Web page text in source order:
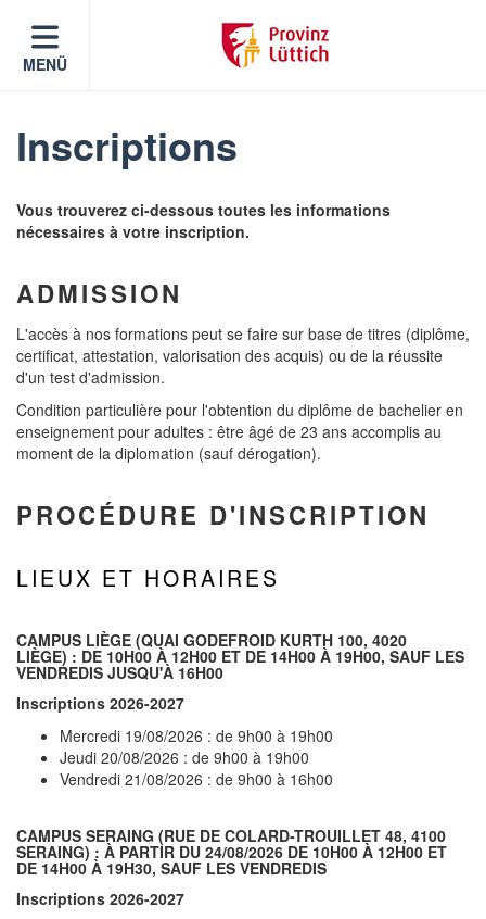
MENÜ
Inscriptions
Vous trouverez ci-dessous toutes les informations
nécessaires à votre inscription.
ADMISSION
L'accès à nos formations peut se faire sur base de titres (diplôme,
certificat, attestation, valorisation des acquis) ou de la réussite
d'un test d'admission.
Condition particulière pour l'obtention du diplôme de bachelier en
enseignement pour adultes : être âgé de 23 ans accomplis au
moment de la diplomation (sauf dérogation).
PROCÉDURE D'INSCRIPTION
LIEUX ET HORAIRES
CAMPUS LIÈGE (QUAI GODEFROID KURTH 100, 4020
LIÈGE) : DE 10H00 À 12H00 ET DE 14H00 À 19H00, SAUF LES
VENDREDIS JUSQU'À 16H00
Inscriptions 2026-2027
Mercredi 19/08/2026 : de 9h00 à 19h00
Jeudi 20/08/2026 : de 9h00 à 19h00
Vendredi 21/08/2026 : de 9h00 à 16h00
CAMPUS SERAING (RUE DE COLARD-TROUILLET 48, 4100
SERAING) : À PARTIR DU 24/08/2026 DE 10H00 À 12H00 ET
DE 14H00 À 19H30, SAUF LES VENDREDIS
Inscriptions 2026-2027